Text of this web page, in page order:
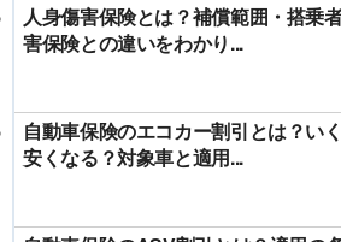
人身傷害保険とは？補償範囲・搭乗
害保険との違いをわかり...
自動車保険のエコカー割引とは？い
安くなる？対象車と適用...